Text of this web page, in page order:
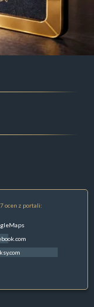
ocen z portali: